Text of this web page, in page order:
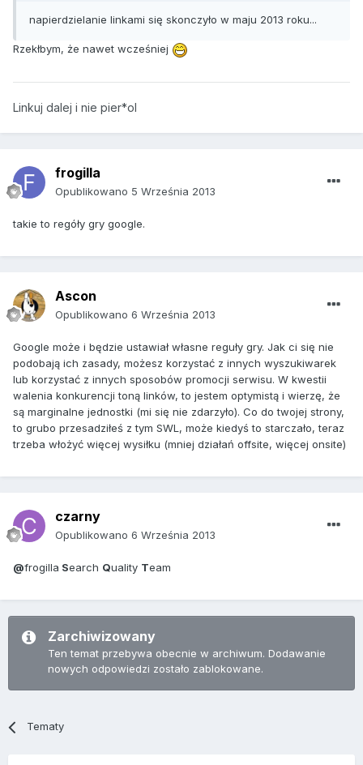
napierdzielanie linkami się skonczyło w maju 2013 roku...
Rzekłbym, że nawet wcześniej
Linkuj dalej i nie pier*ol
frogilla
Opublikowano 5 Września 2013
takie to regóły gry google.
Ascon
Opublikowano 6 Września 2013
Google może i będzie ustawiał własne reguły gry. Jak ci się nie
podobają ich zasady, możesz korzystać z innych wyszukiwarek
lub korzystać z innych sposobów promocji serwisu. W kwestii
walenia konkurencji toną linków, to jestem optymistą i wierzę, że
są marginalne jednostki (mi się nie zdarzyło). Co do twojej strony,
to grubo przesadziłeś z tym SWL, może kiedyś to starczało, teraz
trzeba włożyć więcej wysiłku (mniej działań offsite, więcej onsite)
czarny
Opublikowano 6 Września 2013
@frogilla Search Quality Team
Zarchiwizowany
Ten temat przebywa obecnie w archiwum. Dodawanie
nowych odpowiedzi zostało zablokowane.
Tematy